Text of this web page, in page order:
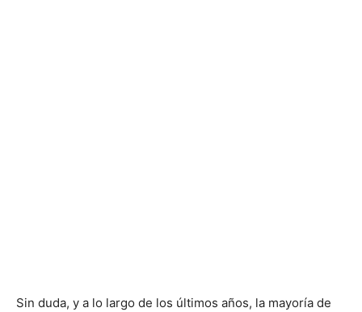
Sin duda, y a lo largo de los últimos años, la mayoría de